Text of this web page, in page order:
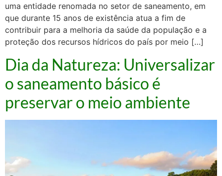
uma entidade renomada no setor de saneamento, em
que durante 15 anos de existência atua a fim de
contribuir para a melhoria da saúde da população e a
proteção dos recursos hídricos do país por meio […]
Dia da Natureza: Universalizar
o saneamento básico é
preservar o meio ambiente